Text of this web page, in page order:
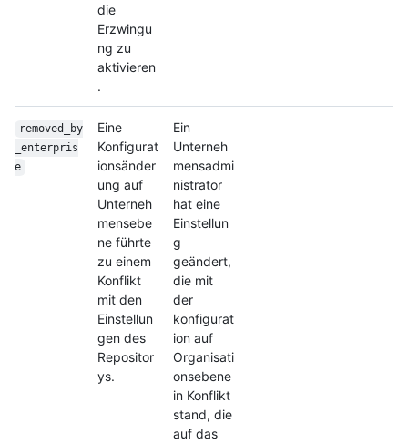
die
Erzwingu
ng zu
aktivieren
.
removed_by
_enterpris
e
Eine
Konfigurat
ionsänder
ung auf
Unterneh
mensebe
ne führte
zu einem
Konflikt
mit den
Einstellun
gen des
Repositor
ys.
Ein
Unterneh
mensadmi
nistrator
hat eine
Einstellun
g
geändert,
die mit
der
konfigurat
ion auf
Organisati
onsebene
in Konflikt
stand, die
auf das